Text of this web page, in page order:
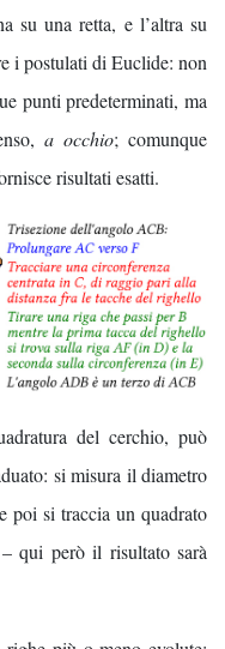
su una retta, e l’altra su
i postulati di Euclide: non
punti predeterminati, ma
a occhio; comunque
risultati esatti.
del cerchio, può
si misura il diametro
poi si traccia un quadrato
qui però il risultato sarà